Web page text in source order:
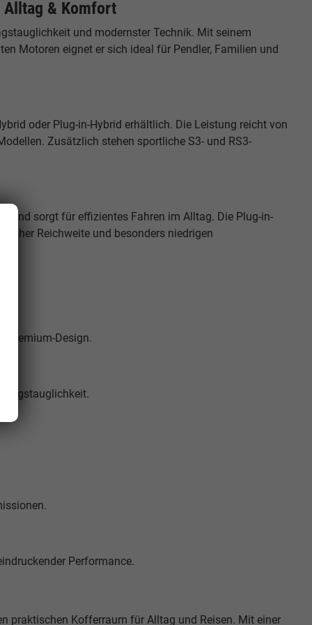
Alltag & Komfort
und modernster Technik. Mit seinem
Motoren eignet er sich ideal für Pendler, Familien und
oder Plug-in-Hybrid erhältlich. Die Leistung reicht von
Zusätzlich stehen sportliche S3- und RS3-
und sorgt für effizientes Fahren im Alltag. Die Plug-in-
Reichweite und besonders niedrigen
Premium-Design.
Performance.
praktischen Kofferraum für Alltag und Reisen. Mit einer